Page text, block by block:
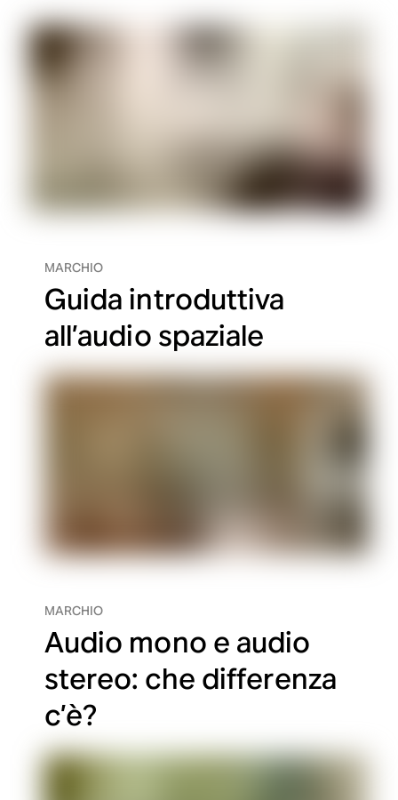
MARCHIO
Guida introduttiva
all’audio spaziale
MARCHIO
Audio mono e audio
stereo: che differenza
c’è?